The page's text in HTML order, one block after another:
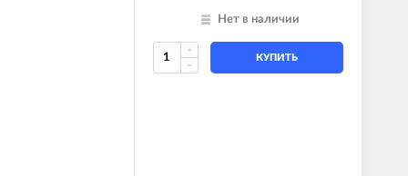
Нет в наличии
КУПИТЬ